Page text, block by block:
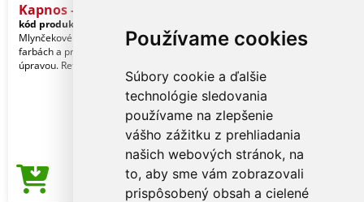
Používame cookies
Súbory cookie a ďalšie
technológie sledovania
používame na zlepšenie
vášho zážitku z prehliadania
našich webových stránok, na
to, aby sme vám zobrazovali
prispôsobený obsah a cielené
Kapnos - Mlynček
kód produktu:
Mlynčekové hroty s telom v rôznych
farbách a priehľadnou povrchovou
úpravou. Ref: 4784
Cena od 0,19€